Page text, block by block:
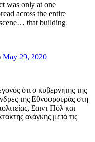
was only at one
across the entire
that building
May 29, 2020
ότι ο κυβερνήτης της
της Εθνοφρουράς στη
Σαιντ Πόλ και
ανάγκης μετά τις